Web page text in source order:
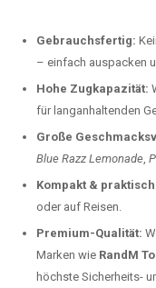
Gebrauchsfertig:
– einfach auspacken
Hohe Zugkapazität:
für langanhaltenden
Große
Blue Razz Lemonade,
Kompakt &
oder auf Reisen.
Premium-Qualität:
Marken wie RandM
höchste Sicherheits-